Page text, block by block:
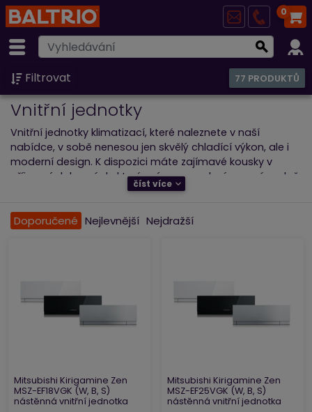
0
Filtrovat 77 PRODUKTŮ
Vnitřní jednotky
Vnitřní jednotky klimatizací, které naleznete v naší
nabídce, v sobě nenesou jen skvělý chladící výkon, ale i
moderní design. K dispozici máte zajímavé kousky v
příjemných barvách, které svým provedením nenápadně
zapadnou do každého interiéru. Všichni výrobci nabízejí
rozměrech. Kromě estetického hlediska je samozřejmě
požadavkům.
Volbou vhodného klimatizačního systému budou mít
domácností, parapetní jednotky jsou ideální volbou do
podkrovních pokojů, podstropní jednotky jsou určeny
především jako chlazení do obchodů, restaurací či
číst více
Doporučené Nejlevnější Nejdražší
Mitsubishi Kirigamine Zen
MSZ-EF18VGK (W, B, S)
nástěnná vnitřní jednotka
Mitsubishi Kirigamine Zen
MSZ-EF25VGK (W, B, S)
nástěnná vnitřní jednotka